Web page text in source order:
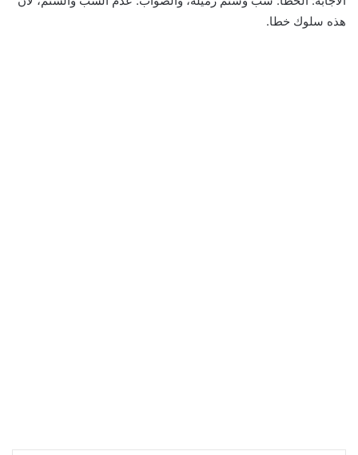
هذه سلوك خطا.